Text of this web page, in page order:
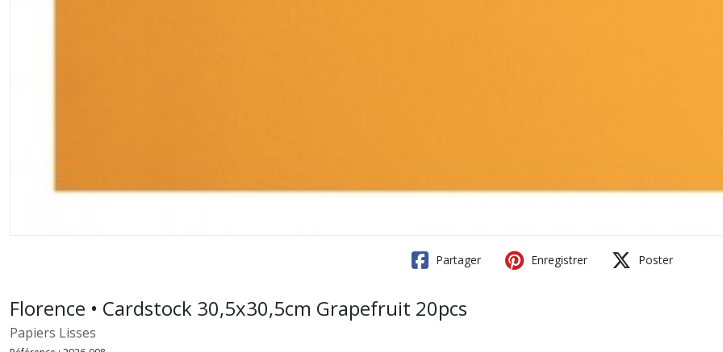
Partager Enregistrer Poster
Florence • Cardstock 30,5x30,5cm Grapefruit 20pcs
Papiers Lisses